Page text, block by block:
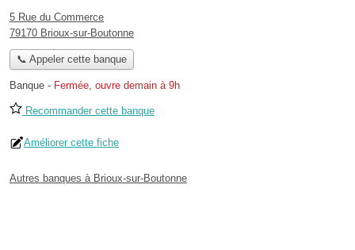
5 Rue du Commerce
79170 Brioux-sur-Boutonne
📞 Appeler cette banque
Banque - Fermée, ouvre demain à 9h
Recommander cette banque
Améliorer cette fiche
Autres banques à Brioux-sur-Boutonne